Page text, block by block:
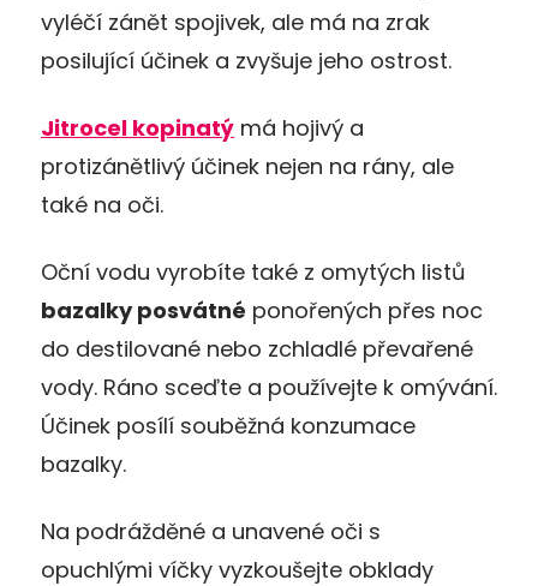
vyléčí zánět spojivek, ale má na zrak
posilující účinek a zvyšuje jeho ostrost.
Jitrocel kopinatý má hojivý a
protizánětlivý účinek nejen na rány, ale
také na oči.
Oční vodu vyrobíte také z omytých listů
bazalky posvátné ponořených přes noc
do destilované nebo zchladlé převařené
vody. Ráno sceďte a používejte k omývání.
Účinek posílí souběžná konzumace
bazalky.
Na podrážděné a unavené oči s
opuchlými víčky vyzkoušejte obklady